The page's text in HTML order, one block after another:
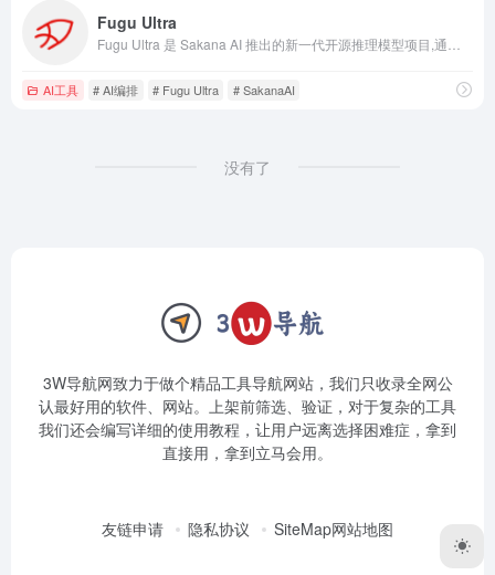
Fugu Ultra
AI工具 # AI编排 # Fugu Ultra # SakanaAI
没有了
3W导航网致力于做个精品工具导航网站，我们只收录全网公
认最好用的软件、网站。上架前筛选、验证，对于复杂的工具
我们还会编写详细的使用教程，让用户远离选择困难症，拿到
直接用，拿到立马会用。
友链申请 隐私协议 SiteMap网站地图